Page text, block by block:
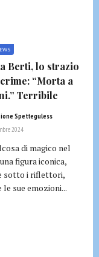
Berti, lo strazio
“Morta a
Terribile
Spetteguless
2024
di magico nel
figura iconica,
sotto i riflettori,
le sue emozioni...